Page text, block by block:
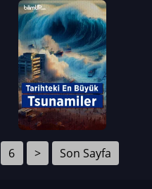
6 > Son Sayfa